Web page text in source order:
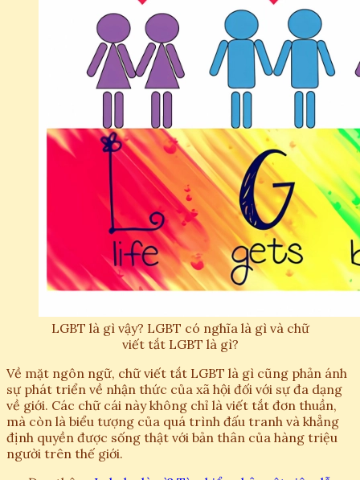
LGBT là gì vậy? LGBT có nghĩa là gì và chữ
viết tắt LGBT là gì?
Về mặt ngôn ngữ, chữ viết tắt LGBT là gì cũng phản ánh
sự phát triển về nhận thức của xã hội đối với sự đa dạng
về giới. Các chữ cái này không chỉ là viết tắt đơn thuần,
mà còn là biểu tượng của quá trình đấu tranh và khẳng
định quyền được sống thật với bản thân của hàng triệu
người trên thế giới.